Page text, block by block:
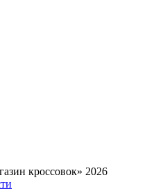
кроссовок» 2026